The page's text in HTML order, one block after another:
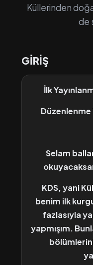
Küllerinden
de
GİRİŞ
İlk
Düzenlenme
Selam
KDS, yani
benim ilk
fazlasıyla
yapmışım.